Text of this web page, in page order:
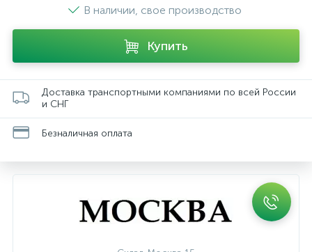
В наличии, свое производство
Купить
Доставка транспортными компаниями по всей России
и СНГ
Безналичная оплата